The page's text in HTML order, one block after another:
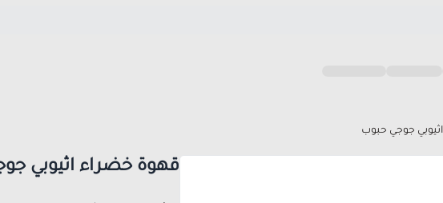
جوجي حبوب
قهوة خضراء اثيوبي